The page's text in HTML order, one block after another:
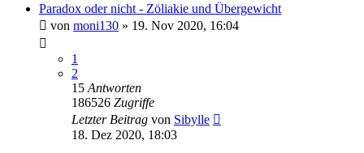
Paradox oder nicht - Zöliakie und Übergewicht
von moni130 » 19. Nov 2020, 16:04
1
2
15 Antworten
186526 Zugriffe
Letzter Beitrag von Sibylle
18. Dez 2020, 18:03